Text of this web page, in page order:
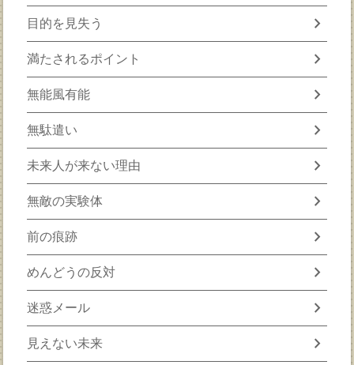
目的を見失う chevron_right
満たされるポイント chevron_right
無能風有能 chevron_right
無駄遣い chevron_right
未来人が来ない理由 chevron_right
無敵の実験体 chevron_right
前の痕跡 chevron_right
めんどうの反対 chevron_right
迷惑メール chevron_right
見えない未来 chevron_right